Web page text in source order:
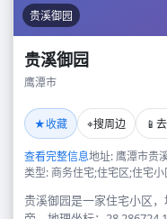
贵溪御园
贵溪御园
鹰潭市
★收藏 ⌖搜周边 📱
查看完整信息地址: 鹰潭市贵
类型: 商务住宅;住宅区;住宅小
贵溪御园是一家住宅小区